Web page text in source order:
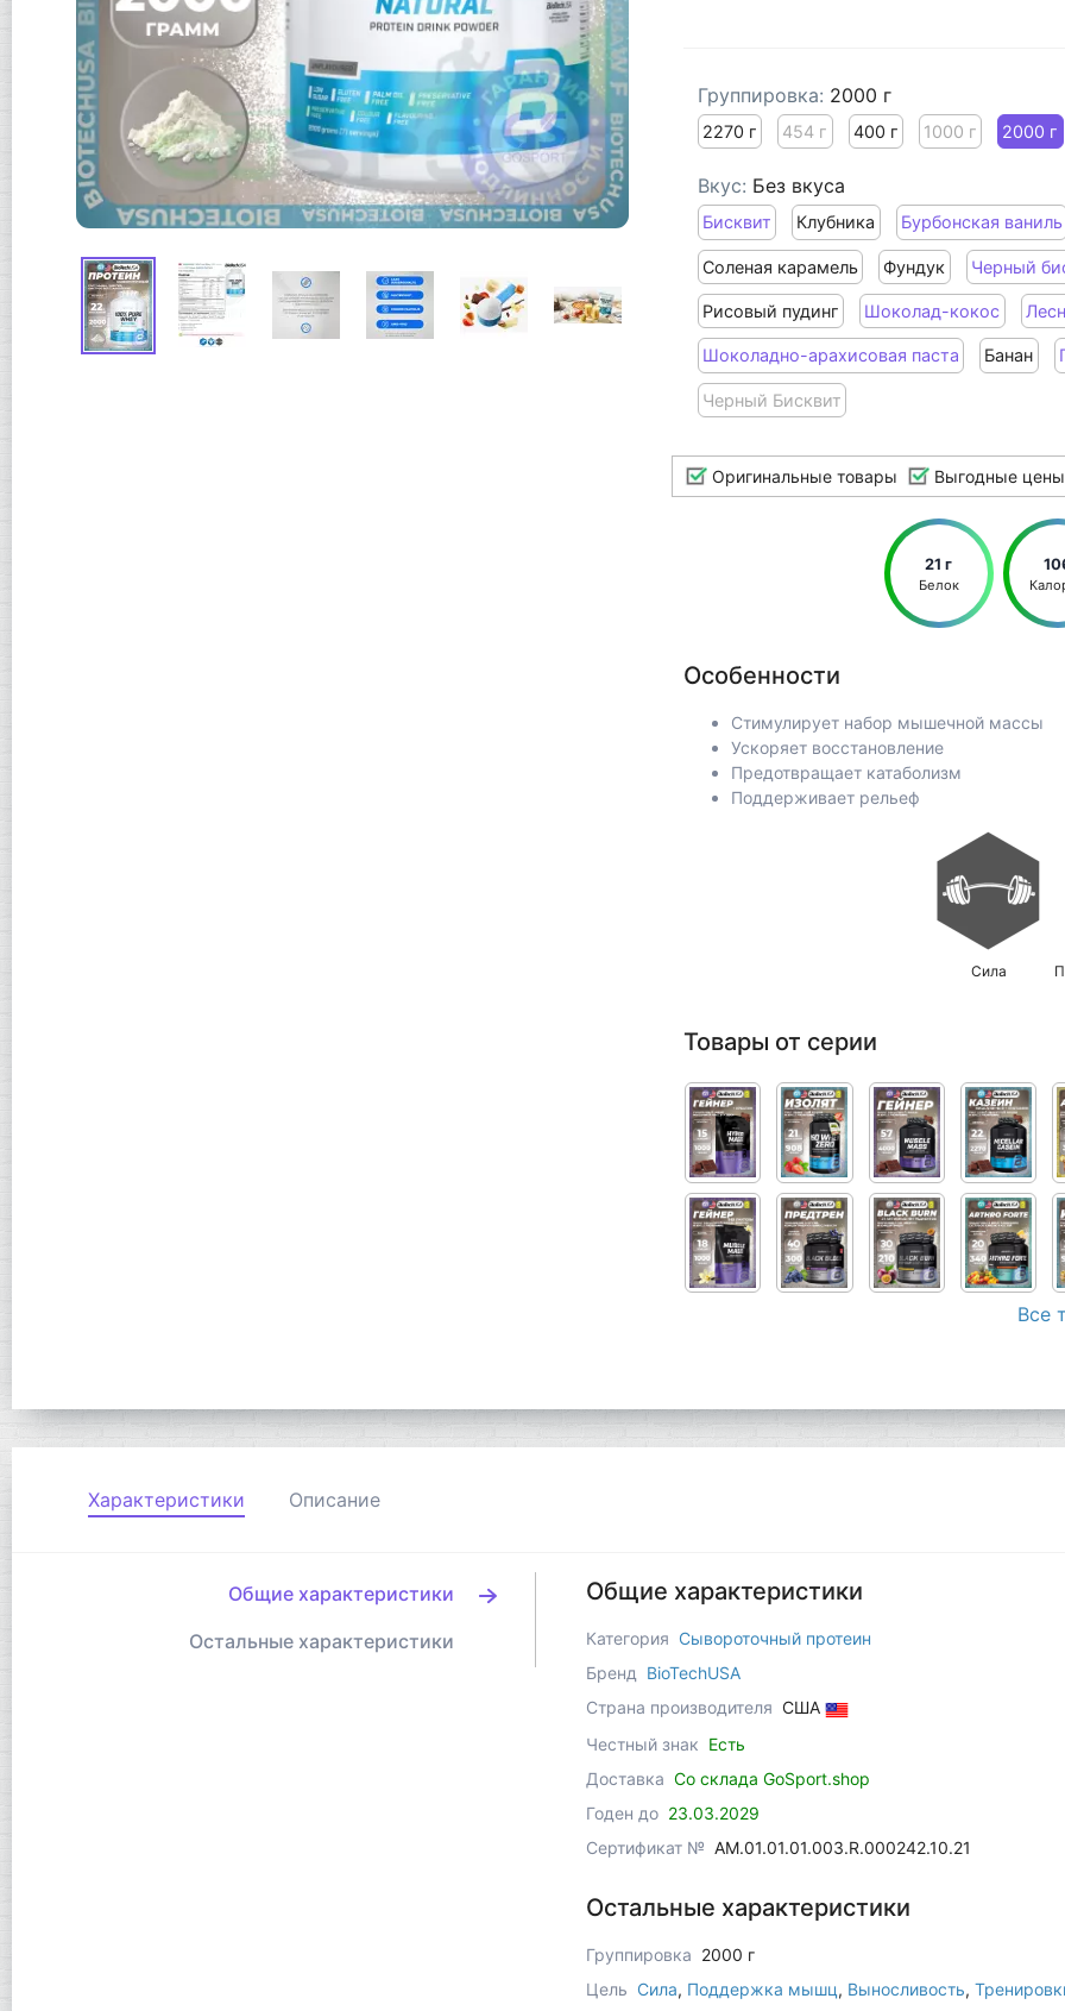
Группировка: 2000 г
2270 г 454 г 400 г 1000 г 2000 г
Вкус: Без вкуса
Бисквит Клубника Бурбонская ваниль
Соленая карамель Фундук Черный
Рисовый пудинг Шоколад-кокос
Шоколадно-арахисовая паста Банан
Черный Бисквит
Оригинальные товары Выгодные цены
21 г
Белок
Особенности
Стимулирует набор мышечной массы
Ускоряет восстановление
Предотвращает катаболизм
Поддерживает рельеф
Сила
Товары от серии
Все
Характеристики Описание
Общие характеристики
Остальные характеристики
Общие характеристики
Категория Сывороточный протеин
Бренд BioTechUSA
Страна производителя США
Честный знак Есть
Доставка Со склада GoSport.shop
Годен до 23.03.2029
Сертификат № AM.01.01.01.003.R.000242.10.21
Остальные характеристики
Группировка 2000 г
Цель Сила, Поддержка мышц, Выносливость,